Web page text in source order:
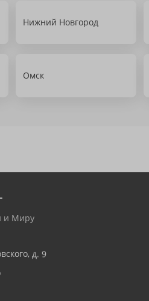
Нижний Новгород
Омск
и Миру
д. 9